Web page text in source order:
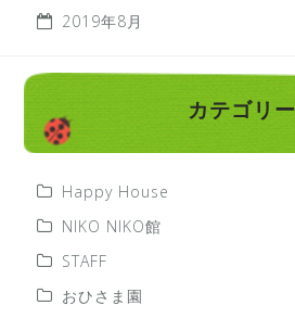
2019年8月
カテゴリー
Happy House
NIKO NIKO館
STAFF
おひさま園